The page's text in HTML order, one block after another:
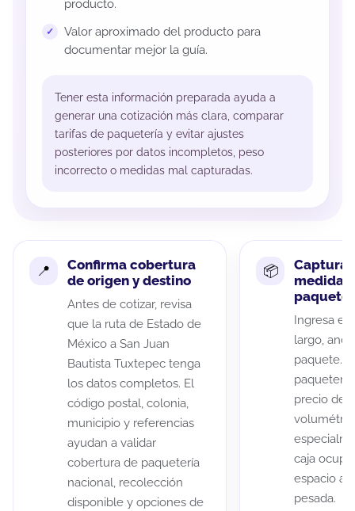
producto.
Valor aproximado del producto para
documentar mejor la guía.
Tener esta información preparada ayuda a
generar una cotización más clara, comparar
tarifas de paquetería y evitar ajustes
posteriores por datos incompletos, peso
incorrecto o medidas mal capturadas.
Confirma cobertura
de origen y destino
Antes de cotizar, revisa
que la ruta de Estado de
México a San Juan
Bautista Tuxtepec tenga
los datos completos. El
código postal, colonia,
municipio y referencias
ayudan a validar
cobertura de paquetería
nacional, recolección
disponible y opciones de
Captura
medidas
paquete
Ingresa el
largo,
paquete.
precio de
caja
espacio
pesada.